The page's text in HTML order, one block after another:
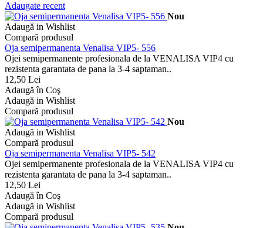
Adaugate recent
Nou
Adaugă in Wishlist
Compară produsul
Oja semipermanenta Venalisa VIP5- 556
Ojei semipermanente profesionala de la VENALISA VIP4 cu
rezistenta garantata de pana la 3-4 saptaman..
12,50 Lei
Adaugă în Coş
Adaugă in Wishlist
Compară produsul
Nou
Adaugă in Wishlist
Compară produsul
Oja semipermanenta Venalisa VIP5- 542
Ojei semipermanente profesionala de la VENALISA VIP4 cu
rezistenta garantata de pana la 3-4 saptaman..
12,50 Lei
Adaugă în Coş
Adaugă in Wishlist
Compară produsul